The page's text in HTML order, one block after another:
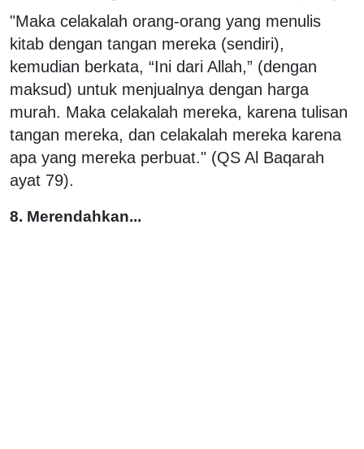
"Maka celakalah orang-orang yang menulis
kitab dengan tangan mereka (sendiri),
kemudian berkata, “Ini dari Allah,” (dengan
maksud) untuk menjualnya dengan harga
murah. Maka celakalah mereka, karena tulisan
tangan mereka, dan celakalah mereka karena
apa yang mereka perbuat." (QS Al Baqarah
ayat 79).
8. Merendahkan...